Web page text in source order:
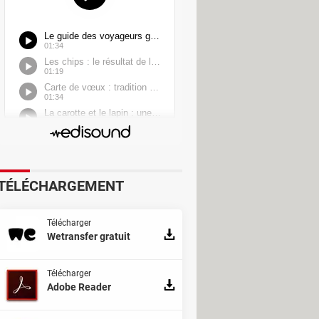
Télécharger
Wetransfer gratuit
Télécharger
Adobe Reader